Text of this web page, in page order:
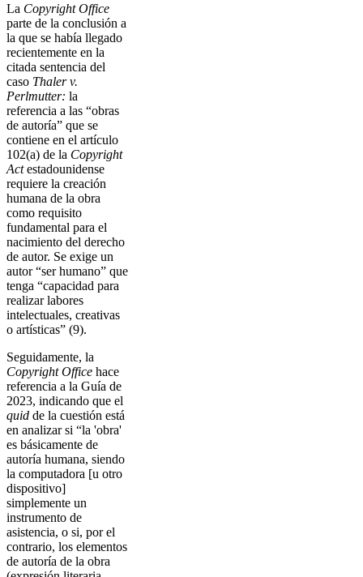
La Copyright Office
parte de la conclusión a
la que se había llegado
recientemente en la
citada sentencia del
caso Thaler v.
Perlmutter: la
referencia a las “obras
de autoría” que se
contiene en el artículo
102(a) de la Copyright
Actestadounidense
requiere la creación
humana de la obra
como requisito
fundamental para el
nacimiento del derecho
de autor. Se exige un
autor “ser humano” que
tenga “capacidad para
realizar labores
intelectuales, creativas
o artísticas” (9).
Seguidamente, la
Copyright Office hace
referencia a la Guía de
2023, indicando que el
quid de la cuestión está
en analizar si “la 'obra'
es básicamente de
autoría humana, siendo
la computadora [u otro
dispositivo]
simplemente un
instrumento de
asistencia, o si, por el
contrario, los elementos
de autoría de la obra